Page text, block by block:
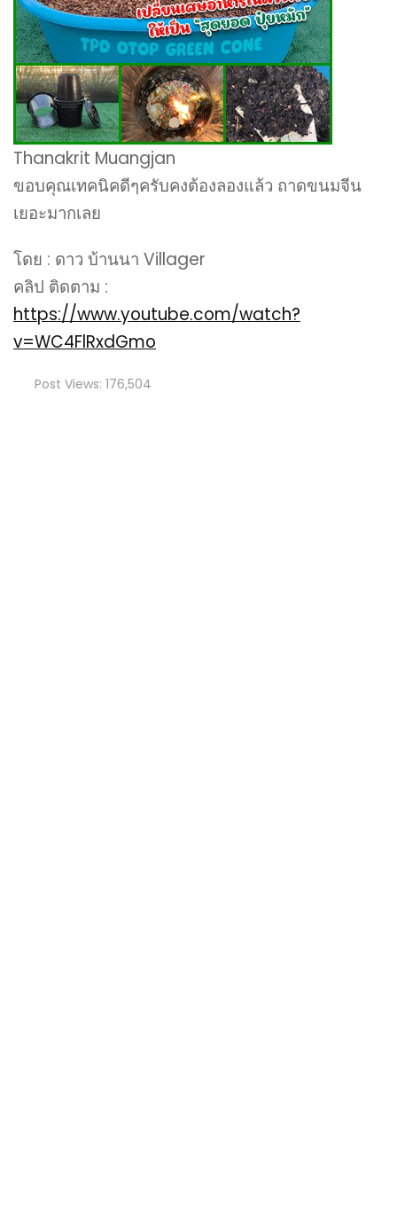
Thanakrit Muangjan
ขอบคุณเทคนิคดีๆครับคงต้องลองแล้ว ถาดขนมจีน
เยอะมากเลย
โดย : ดาว บ้านนา Villager
คลิป ติดตาม :
https://www.youtube.com/watch?
v=WC4FlRxdGmo
Post Views: 176,504